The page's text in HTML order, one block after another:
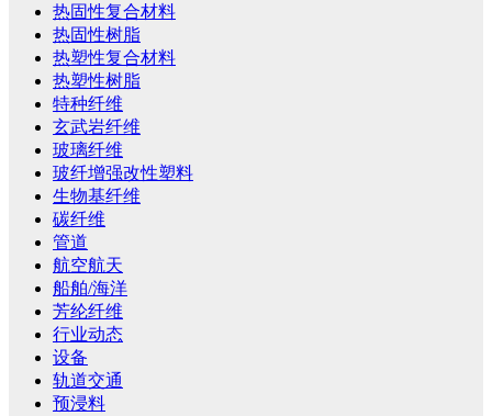
热固性复合材料
热固性树脂
热塑性复合材料
热塑性树脂
特种纤维
玄武岩纤维
玻璃纤维
玻纤增强改性塑料
生物基纤维
碳纤维
管道
航空航天
船舶/海洋
芳纶纤维
行业动态
设备
轨道交通
预浸料